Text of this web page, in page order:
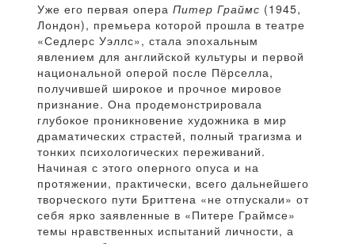
Уже его первая опера Питер Граймс (1945,
Лондон), премьера которой прошла в театре
«Седлерс Уэллс», стала эпохальным
явлением для английской культуры и первой
национальной оперой после Пёрселла,
получившей широкое и прочное мировое
признание. Она продемонстрировала
глубокое проникновение художника в мир
драматических страстей, полный трагизма и
тонких психологических переживаний.
Начиная с этого оперного опуса и на
протяжении, практически, всего дальнейшего
творческого пути Бриттена «не отпускали» от
себя ярко заявленные в «Питере Граймсе»
темы нравственных испытаний личности, а